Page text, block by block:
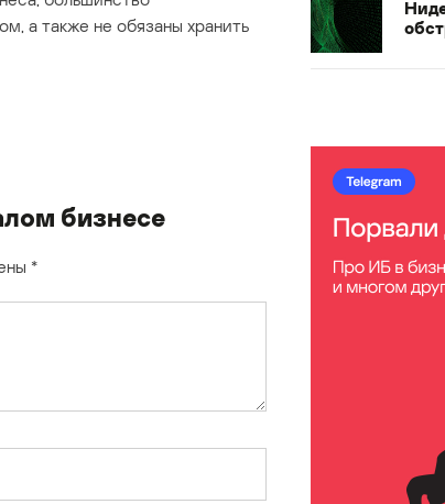
а также не обязаны хранить
бизнесе
*